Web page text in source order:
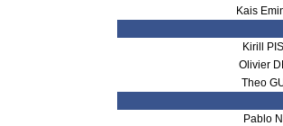
Kais
Kirill
Olivier
Theo
Pablo